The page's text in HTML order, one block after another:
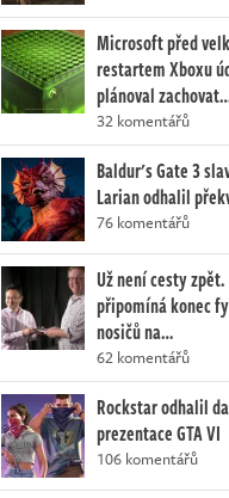
Microsoft před
restartem Xboxu
plánoval
32 komentářů
Baldur's Gate 3
Larian odhalil
76 komentářů
Už není cesty
připomíná konec
nosičů na…
62 komentářů
Rockstar odhalil
prezentace GTA VI
106 komentářů